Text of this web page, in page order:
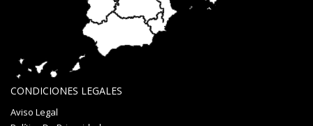
CONDICIONES LEGALES
Aviso Legal